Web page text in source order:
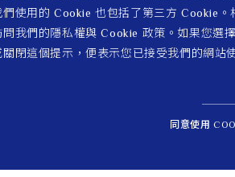
們使用的 Cookie 也包括了第三方 Cookie。
問我們的隱私權與 Cookie 政策。如果您選
閉這個提示，便表示您已接受我們的網站
同意使用